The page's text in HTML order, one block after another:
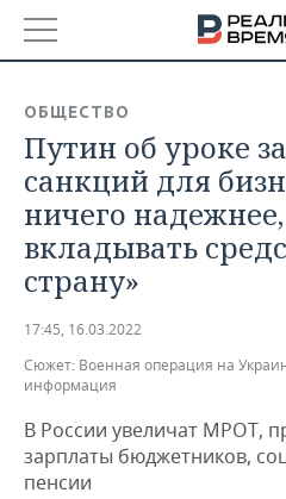
БАШКОРТОСТАН
ТАТАРСТАН
УДМУРТИЯ
НОВОСТИ
АНАЛИТИКА
НОВОСТИ АНАЛИТИКИ
ДЕКЛАРАЦИИ О ДОХОДАХ
КОРОЛИ ГОСЗАКАЗА ПФО
КОМУ ПРИНАДЛЕЖАТ
ТОРГОВЫЕ ЦЕНТРЫ
ЭКОНОМИКА
НОВОСТИ ЭКОНОМИКИ
ФИНАНСЫ
БЮДЖЕТ
ПРОМЫШЛЕННОСТЬ
НОВОСТИ
ПРОМЫШЛЕННОСТИ
АГРОПРОМ
МАШИНОСТРОЕНИЕ
НЕДВИЖИМОСТЬ
НОВОСТИ АВТО
БИЗНЕС
ОБЩЕСТВО
Путин об уроке
санкций для
ничего
вкладывать
страну»
17:45, 16.03.2022
Сюжет: Военная операция на
информация
В России увеличат МРОТ,
зарплаты бюджетников,
пенсии